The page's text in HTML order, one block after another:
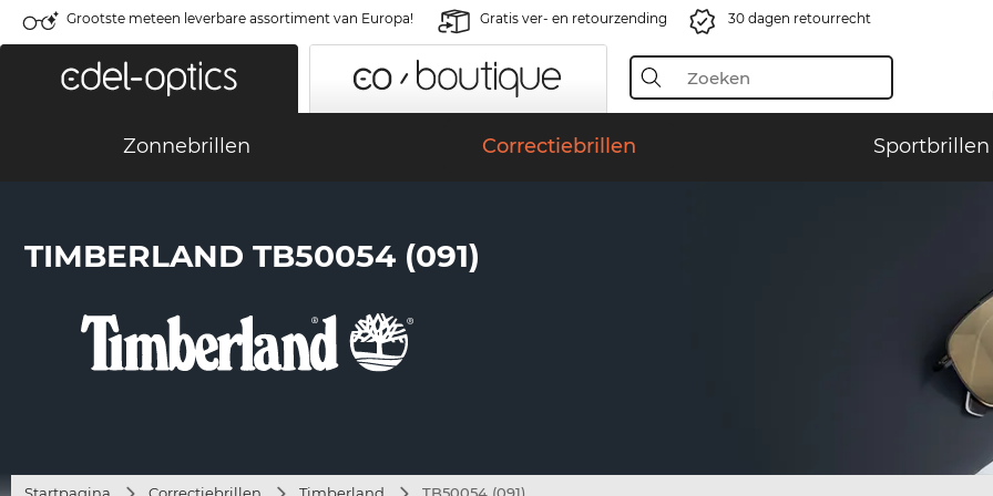
Grootste meteen leverbare assortiment van Europa! Gratis ver- en retourzending 30 dagen retourrecht
Zonnebrillen Correctiebrillen Sportbrillen
TIMBERLAND TB50054 (091)